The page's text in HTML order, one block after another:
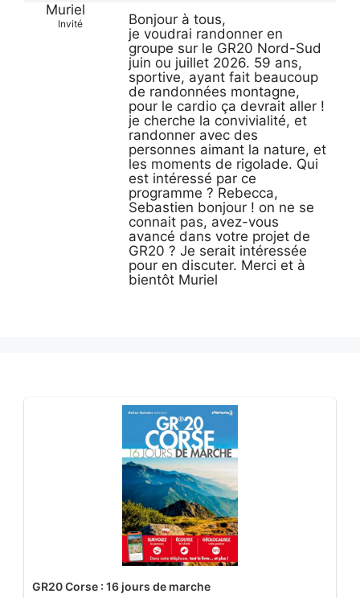
Muriel
Invité
Bonjour à tous,
je voudrai randonner en
groupe sur le GR20 Nord-Sud
juin ou juillet 2026. 59 ans,
sportive, ayant fait beaucoup
de randonnées montagne,
pour le cardio ça devrait aller !
je cherche la convivialité, et
randonner avec des
personnes aimant la nature, et
les moments de rigolade. Qui
est intéressé par ce
programme ? Rebecca,
Sebastien bonjour ! on ne se
connait pas, avez-vous
avancé dans votre projet de
GR20 ? Je serait intéressée
pour en discuter. Merci et à
bientôt Muriel
GR20 Corse : 16 jours de marche